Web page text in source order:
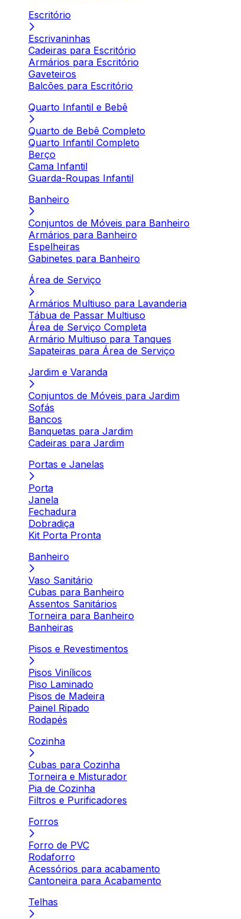
Escritório
Escrivaninhas
Cadeiras para Escritório
Armários para Escritório
Gaveteiros
Balcões para Escritório
Quarto Infantil e Bebê
Quarto de Bebê Completo
Quarto Infantil Completo
Berço
Cama Infantil
Guarda-Roupas Infantil
Banheiro
Conjuntos de Móveis para Banheiro
Armários para Banheiro
Espelheiras
Gabinetes para Banheiro
Área de Serviço
Armários Multiuso para Lavanderia
Tábua de Passar Multiuso
Área de Serviço Completa
Armário Multiuso para Tanques
Sapateiras para Área de Serviço
Jardim e Varanda
Conjuntos de Móveis para Jardim
Sofás
Bancos
Banquetas para Jardim
Cadeiras para Jardim
Portas e Janelas
Porta
Janela
Fechadura
Dobradiça
Kit Porta Pronta
Banheiro
Vaso Sanitário
Cubas para Banheiro
Assentos Sanitários
Torneira para Banheiro
Banheiras
Pisos e Revestimentos
Pisos Vinílicos
Piso Laminado
Pisos de Madeira
Painel Ripado
Rodapés
Cozinha
Cubas para Cozinha
Torneira e Misturador
Pia de Cozinha
Filtros e Purificadores
Forros
Forro de PVC
Rodaforro
Acessórios para acabamento
Cantoneira para Acabamento
Telhas